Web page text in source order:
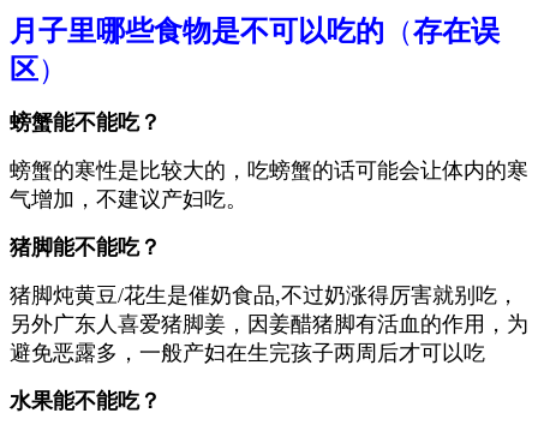
月子里哪些食物是不可以吃的 （存在误
区）
螃蟹能不能吃？
螃蟹的寒性是比较大的， 吃螃蟹的话可能会让体内的寒
气增加 ，不建议产妇吃。
猪脚能不能吃？
猪脚炖黄豆/花生是催奶食品,不过奶涨得厉害就别吃，
另外广东人喜爱猪脚姜， 因姜醋猪脚有活血的作用，为
避免恶露多， 一般产妇在生完孩子两周后才可以吃
水果能不能吃？